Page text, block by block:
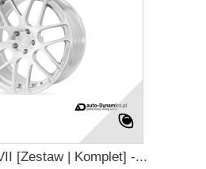
[Zestaw | Komplet] -...